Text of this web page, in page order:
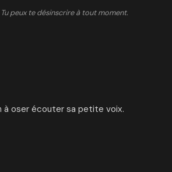
Tu peux te désinscrire à tout moment.
à oser écouter sa petite voix.